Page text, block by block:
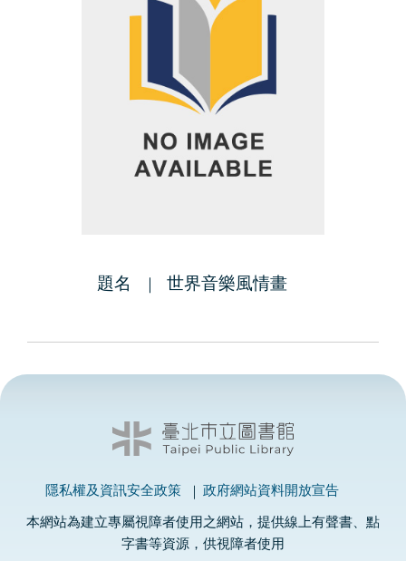
題名 世界音樂風情畫
隱私權及資訊安全政策 政府網站資料開放宣告
本網站為建立專屬視障者使用之網站，提供線上有聲書、點
字書等資源，供視障者使用